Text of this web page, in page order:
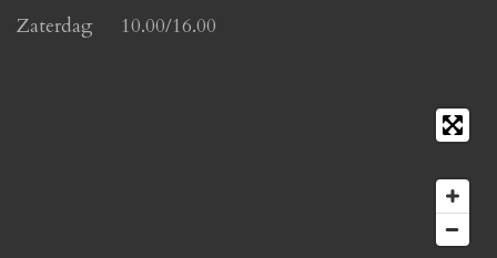
Zaterdag 10.00/16.00